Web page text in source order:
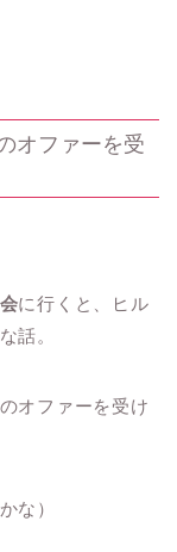
オファーを受
に行くと、ヒル
話。
オファーを受け
な）